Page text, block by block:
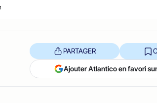
PARTAGER
Ajouter Atlantico en favori